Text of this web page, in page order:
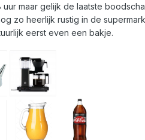
uur maar gelijk de laatste
zo heerlijk rustig in de
eerst even een bakje.